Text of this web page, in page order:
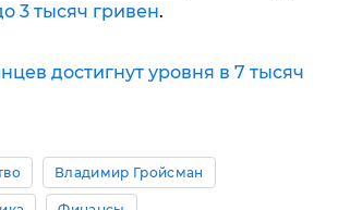
3 тысяч гривен.
достигнут уровня в 7 тысяч
Владимир Гройсман